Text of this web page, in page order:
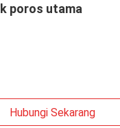
poros utama
Hubungi Sekarang